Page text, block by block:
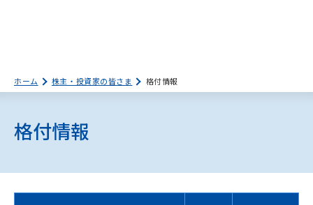
ホーム 株主・投資家の皆さま 格付情報
格付情報